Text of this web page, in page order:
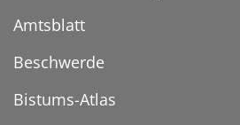
Amtsblatt
Beschwerde
Bistums-Atlas